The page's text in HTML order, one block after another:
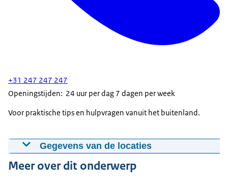
+31 247 247 247
Openingstijden: 24 uur per dag 7 dagen per week
Voor praktische tips en hulpvragen vanuit het buitenland.
Gegevens van de locaties
Meer over dit onderwerp